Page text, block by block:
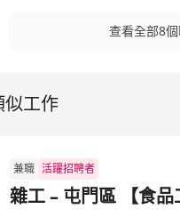
查看全部8
似工作
兼職 活躍招聘者
雜工 – 屯門區 【食品